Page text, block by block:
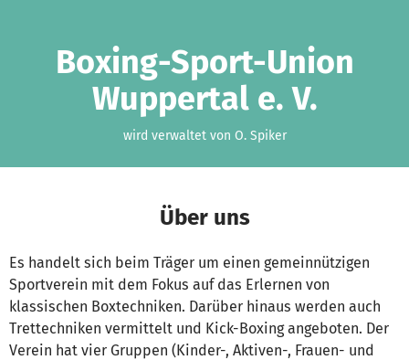
Boxing-Sport-Union
Wuppertal e. V.
wird verwaltet von O. Spiker
Über uns
Es handelt sich beim Träger um einen gemeinnützigen
Sportverein mit dem Fokus auf das Erlernen von
klassischen Boxtechniken. Darüber hinaus werden auch
Trettechniken vermittelt und Kick-Boxing angeboten. Der
Verein hat vier Gruppen (Kinder-, Aktiven-, Frauen- und